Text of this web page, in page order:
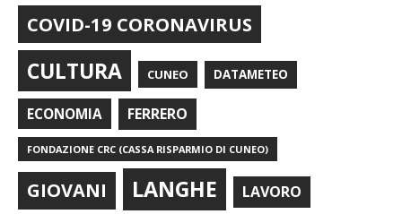
COVID-19 CORONAVIRUS
CULTURA CUNEO DATAMETEO
ECONOMIA FERRERO
FONDAZIONE CRC (CASSA RISPARMIO DI CUNEO)
GIOVANI LANGHE LAVORO